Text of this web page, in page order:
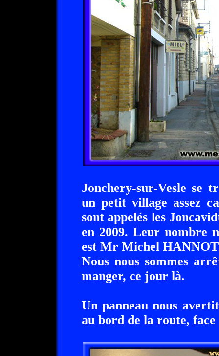
Jonchery-sur-Vesle se
un petit village assez
sont appelés les
en 2009. Leur nombre
est Mr Michel
Nous nous sommes
manger, ce jour là.
Un panneau nous
au bord de la route,